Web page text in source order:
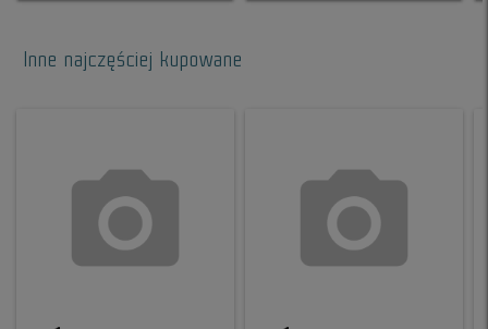
Inne najczęściej kupowane